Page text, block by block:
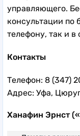
управляющего.
консультации по
телефону, так и
Контакты
Телефон: 8 (347)
Адрес: Уфа,
Ханафин Эрнст